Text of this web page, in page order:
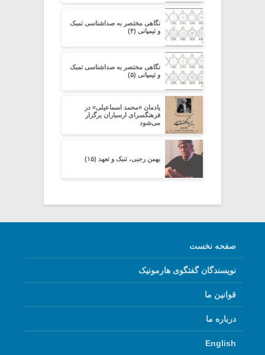
نگاهی مختصر به صداشناسی تمبک
و تیمپانی (۴)
نگاهی مختصر به صداشناسی تمبک
و تیمپانی (۵)
یادمان «محمد اسماعیلی» در
فرهنگسرای ارسباران برگزار
می‌شود
بهمن رجبی، تنبک و تعهد (۱۵)
صفحه نخست
نویسندگان گفتگوی هارمونیک
قوانین ما
درباره ما
English